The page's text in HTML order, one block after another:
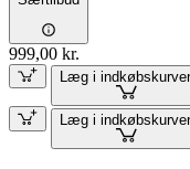
999,00 kr.
Læg i
Læg i